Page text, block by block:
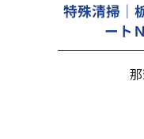
特殊清掃｜
ート